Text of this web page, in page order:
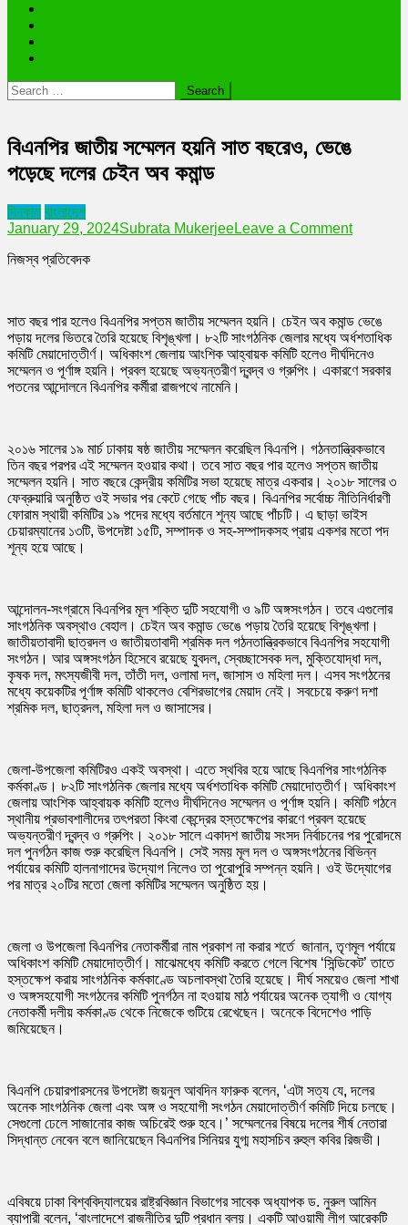
Search
for:
বিএনপির জাতীয় সম্মেলন হয়নি সাত বছরেও, ভেঙে
পড়েছে দলের চেইন অব কমান্ড
দিনকাল বাংলাদেশ
January 29, 2024Subrata MukerjeeLeave a Commenton
বছরেও,
ভেঙে
পড়েছে
দলের
নিজস্ব প্রতিবেদক
সাত বছর পার হলেও বিএনপির সপ্তম জাতীয় সম্মেলন হয়নি। চেইন অব কমান্ড ভেঙে
পড়ায় দলের ভিতরে তৈরি হয়েছে বিশৃঙ্খলা। ৮২টি সাংগঠনিক জেলার মধ্যে অর্ধশতাধিক
কমিটি মেয়াদোত্তীর্ণ। অধিকাংশ জেলায় আংশিক আহ্বায়ক কমিটি হলেও দীর্ঘদিনেও
সম্মেলন ও পূর্ণাঙ্গ হয়নি। প্রবল হয়েছে অভ্যন্তরীণ দ্বন্দ্ব ও গ্রুপিং। একারণে সরকার
পতনের আন্দোলনে বিএনপির কর্মীরা রাজপথে নামেনি।
২০১৬ সালের ১৯ মার্চ ঢাকায় ষষ্ঠ জাতীয় সম্মেলন করেছিল বিএনপি। গঠনতান্ত্রিকভাবে
তিন বছর পরপর এই সম্মেলন হওয়ার কথা। তবে সাত বছর পার হলেও সপ্তম জাতীয়
সম্মেলন হয়নি। সাত বছরে কেন্দ্রীয় কমিটির সভা হয়েছে মাত্র একবার। ২০১৮ সালের ৩
ফেব্রুয়ারি অনুষ্ঠিত ওই সভার পর কেটে গেছে পাঁচ বছর। বিএনপির সর্বোচ্চ নীতিনির্ধারণী
ফোরাম স্থায়ী কমিটির ১৯ পদের মধ্যে বর্তমানে শূন্য আছে পাঁচটি। এ ছাড়া ভাইস
চেয়ারম্যানের ১৩টি, উপদেষ্টা ১৫টি, সম্পাদক ও সহ-সম্পাদকসহ প্রায় একশর মতো পদ
শূন্য হয়ে আছে।
আন্দোলন-সংগ্রামে বিএনপির মূল শক্তি দুটি সহযোগী ও ৯টি অঙ্গসংগঠন। তবে এগুলোর
সাংগঠনিক অবস্থাও বেহাল। চেইন অব কমান্ড ভেঙে পড়ায় তৈরি হয়েছে বিশৃঙ্খলা।
জাতীয়তাবাদী ছাত্রদল ও জাতীয়তাবাদী শ্রমিক দল গঠনতান্ত্রিকভাবে বিএনপির সহযোগী
সংগঠন। আর অঙ্গসংগঠন হিসেবে রয়েছে যুবদল, স্বেচ্ছাসেবক দল, মুক্তিযোদ্ধা দল,
কৃষক দল, মৎস্যজীবী দল, তাঁতী দল, ওলামা দল, জাসাস ও মহিলা দল। এসব সংগঠনের
মধ্যে কয়েকটির পূর্ণাঙ্গ কমিটি থাকলেও বেশিরভাগের মেয়াদ নেই। সবচেয়ে করুণ দশা
শ্রমিক দল, ছাত্রদল, মহিলা দল ও জাসাসের।
জেলা-উপজেলা কমিটিরও একই অবস্থা। এতে স্থবির হয়ে আছে বিএনপির সাংগঠনিক
কর্মকাণ্ড। ৮২টি সাংগঠনিক জেলার মধ্যে অর্ধশতাধিক কমিটি মেয়াদোত্তীর্ণ। অধিকাংশ
জেলায় আংশিক আহ্বায়ক কমিটি হলেও দীর্ঘদিনেও সম্মেলন ও পূর্ণাঙ্গ হয়নি। কমিটি গঠনে
স্থানীয় প্রভাবশালীদের তৎপরতা কিংবা কেন্দ্রের হস্তক্ষেপের কারণে প্রবল হয়েছে
অভ্যন্তরীণ দ্বন্দ্ব ও গ্রুপিং। ২০১৮ সালে একাদশ জাতীয় সংসদ নির্বাচনের পর পুরোদমে
দল পুনর্গঠন কাজ শুরু করেছিল বিএনপি। সেই সময় মূল দল ও অঙ্গসংগঠনের বিভিন্ন
পর্যায়ের কমিটি হালনাগাদের উদ্যোগ নিলেও তা পুরোপুরি সম্পন্ন হয়নি। ওই উদ্যোগের
পর মাত্র ২০টির মতো জেলা কমিটির সম্মেলন অনুষ্ঠিত হয়।
জেলা ও উপজেলা বিএনপির নেতাকর্মীরা নাম প্রকাশ না করার শর্তে জানান, তৃণমূল পর্যায়ে
অধিকাংশ কমিটি মেয়াদোত্তীর্ণ। মাঝেমধ্যে কমিটি করতে গেলে বিশেষ ‘সিন্ডিকেট’ তাতে
হস্তক্ষেপ করায় সাংগঠনিক কর্মকাণ্ডে অচলাবস্থা তৈরি হয়েছে। দীর্ঘ সময়েও জেলা শাখা
ও অঙ্গসহযোগী সংগঠনের কমিটি পুনর্গঠন না হওয়ায় মাঠ পর্যায়ের অনেক ত্যাগী ও যোগ্য
নেতাকর্মী দলীয় কর্মকাণ্ড থেকে নিজেকে গুটিয়ে রেখেছেন। অনেকে বিদেশেও পাড়ি
জমিয়েছেন।
বিএনপি চেয়ারপারসনের উপদেষ্টা জয়নুল আবদিন ফারুক বলেন, ‘এটা সত্য যে, দলের
অনেক সাংগঠনিক জেলা এবং অঙ্গ ও সহযোগী সংগঠন মেয়াদোত্তীর্ণ কমিটি দিয়ে চলছে।
সেগুলো ঢেলে সাজানোর কাজ অচিরেই শুরু হবে।’ সম্মেলনের বিষয়ে দলের শীর্ষ নেতারা
সিদ্ধান্ত নেবেন বলে জানিয়েছেন বিএনপির সিনিয়র যুগ্ম মহাসচিব রুহুল কবির রিজভী।
এবিষয়ে ঢাকা বিশ্ববিদ্যালয়ের রাষ্ট্রবিজ্ঞান বিভাগের সাবেক অধ্যাপক ড. নুরুল আমিন
ব্যাপারী বলেন, ‘বাংলাদেশে রাজনীতির দুটি প্রধান বলয়। একটি আওয়ামী লীগ আরেকটি